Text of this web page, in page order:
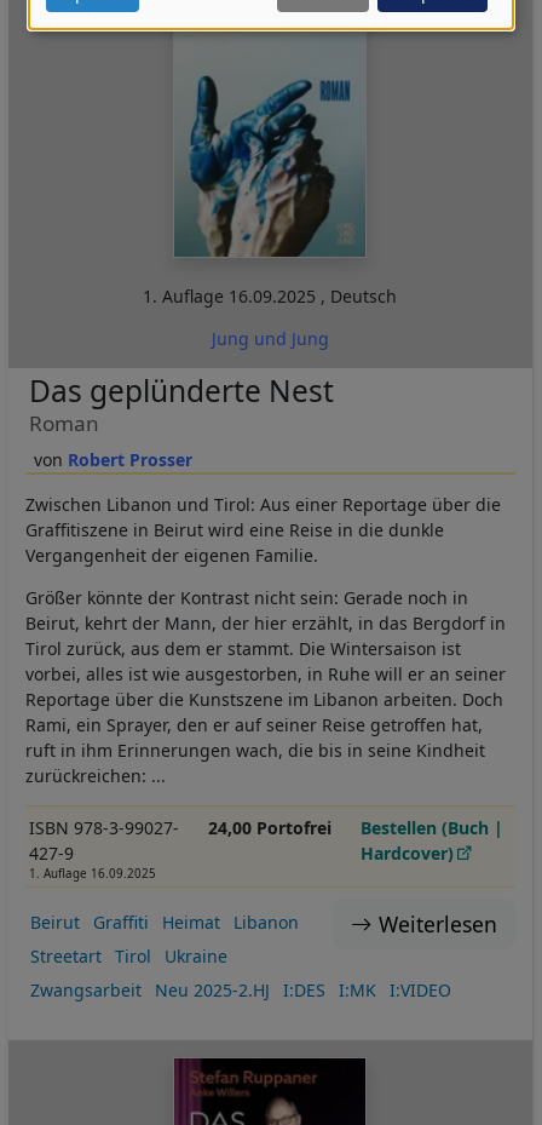
1. Auflage 16.09.2025 , Deutsch
Jung und Jung
Robert Prosser
Das geplünderte Nest
Roman
Zwischen Libanon und Tirol: Aus einer Reportage über die
Graffitiszene in Beirut wird eine Reise in die dunkle
Vergangenheit der eigenen Familie.
Größer könnte der Kontrast nicht sein: Gerade noch in
Beirut, kehrt der Mann, der hier erzählt, in das Bergdorf in
Tirol zurück, aus dem er stammt. Die Wintersaison ist
vorbei, alles ist wie ausgestorben, in Ruhe will er an seiner
Reportage über die Kunstszene im Libanon arbeiten. Doch
Rami, ein Sprayer, den er auf seiner Reise getroffen hat,
ruft in ihm Erinnerungen wach, die bis in seine Kindheit
zurückreichen: ...
ISBN 978-3-99027-
427-9
1. Auflage 16.09.2025
24,00 Portofrei
Bestellen (Buch |
Hardcover)
Weiterlesen
Beirut Graffiti Heimat
Libanon
Streetart
Tirol
Ukraine
Zwangsarbeit
Neu 2025-2.HJ I:DES I:MK I:VIDEO
Daten